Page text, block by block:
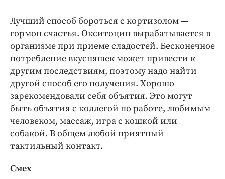
Лучший способ бороться с кортизолом —
гормон счастья. Окситоцин вырабатывается в
организме при приеме сладостей. Бесконечное
потребление вкусняшек может привести к
другим последствиям, поэтому надо найти
другой способ его получения. Хорошо
зарекомендовали себя объятия. Это могут
быть объятия с коллегой по работе, любимым
человеком, массаж, игра с кошкой или
собакой. В общем любой приятный
тактильный контакт.
Смех